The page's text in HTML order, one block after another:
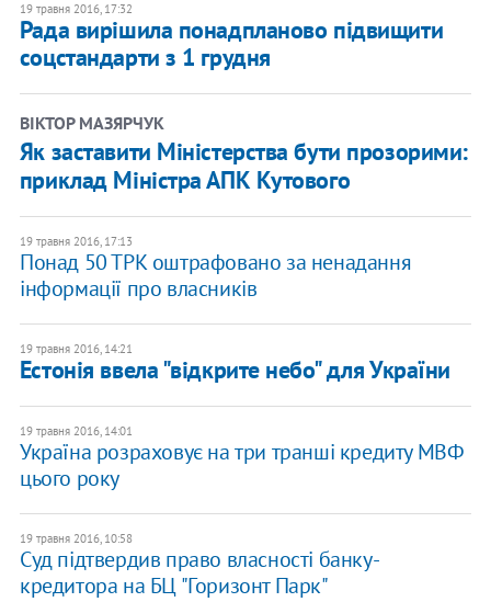
19 травня 2016, 17:32
Рада вирішила понадпланово підвищити
соцстандарти з 1 грудня
ВІКТОР МАЗЯРЧУК
Як заставити Міністерства бути прозорими:
приклад Міністра АПК Кутового
19 травня 2016, 17:13
Понад 50 ТРК оштрафовано за ненадання
інформації про власників
19 травня 2016, 14:21
Естонія ввела "відкрите небо" для України
19 травня 2016, 14:01
Україна розраховує на три транші кредиту МВФ
цього року
19 травня 2016, 10:58
Суд підтвердив право власності банку-
кредитора на БЦ "Горизонт Парк"